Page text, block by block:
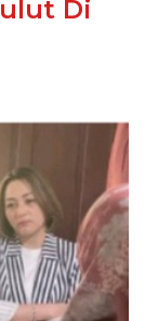
Di